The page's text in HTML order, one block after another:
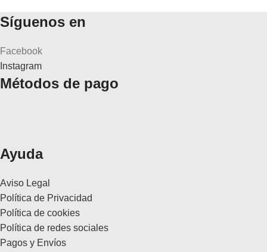
Síguenos en
Facebook
Instagram
Métodos de pago
Ayuda
Aviso Legal
Política de Privacidad
Política de cookies
Política de redes sociales
Pagos y Envíos